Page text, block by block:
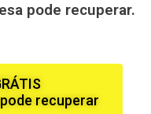
pode recuperar.
recuperar